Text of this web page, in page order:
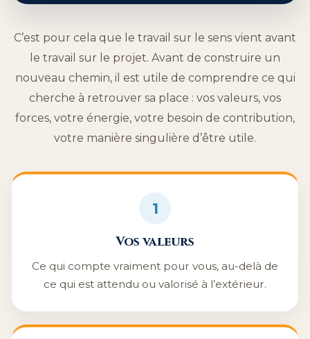
C’est pour cela que le travail sur le sens vient avant
le travail sur le projet. Avant de construire un
nouveau chemin, il est utile de comprendre ce qui
cherche à retrouver sa place : vos valeurs, vos
forces, votre énergie, votre besoin de contribution,
votre manière singulière d’être utile.
1
Vos valeurs
Ce qui compte vraiment pour vous, au-delà de
ce qui est attendu ou valorisé à l’extérieur.